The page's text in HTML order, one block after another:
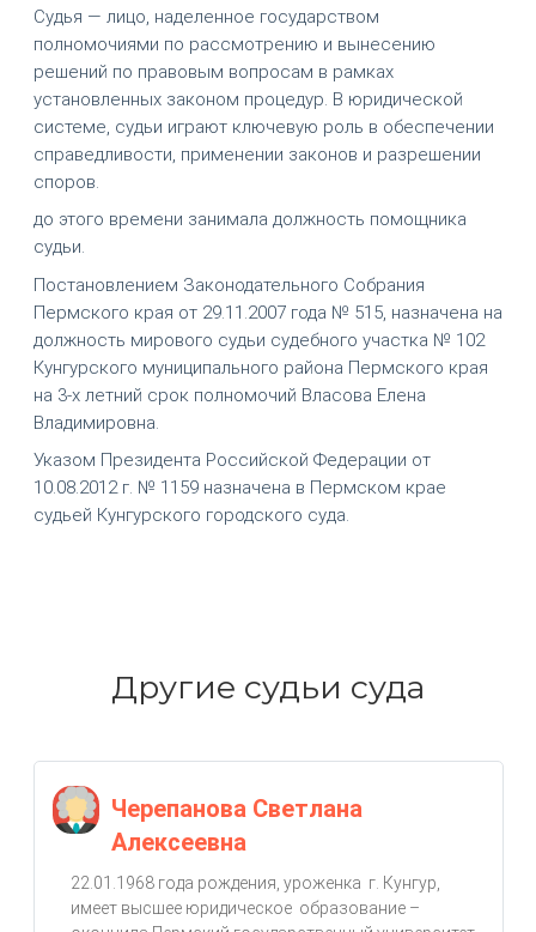
Судья — лицо, наделенное государством
полномочиями по рассмотрению и вынесению
решений по правовым вопросам в рамках
установленных законом процедур. В юридической
системе, судьи играют ключевую роль в обеспечении
справедливости, применении законов и разрешении
споров.
до этого времени занимала должность помощника
судьи.
Постановлением Законодательного Собрания
Пермского края от 29.11.2007 года № 515, назначена на
должность мирового судьи судебного участка № 102
Кунгурского муниципального района Пермского края
на 3-х летний срок полномочий Власова Елена
Владимировна.
Указом Президента Российской Федерации от
10.08.2012 г. № 1159 назначена в Пермском крае
судьей Кунгурского городского суда.
Другие судьи суда
Черепанова Светлана
Алексеевна
22.01.1968 года рождения, уроженка г. Кунгур,
имеет высшее юридическое образование –